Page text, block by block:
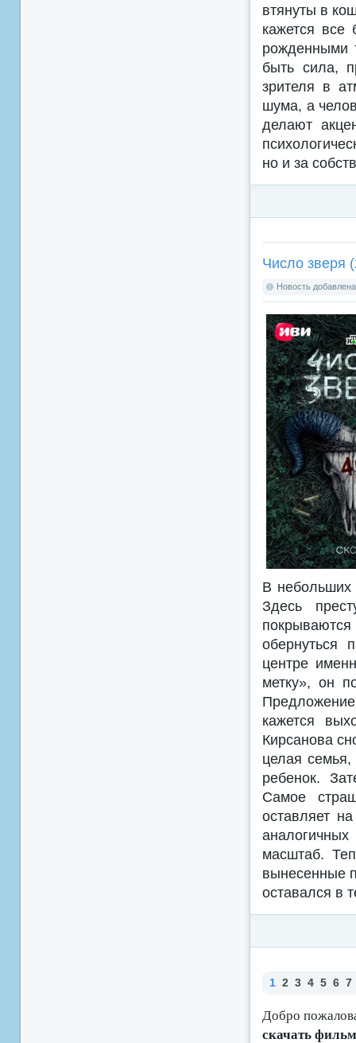
втянуты в
кажется все
рожденными
быть сила,
зрителя в
шума, а
делают
но и за
Число зверя
Новость
В небольших
Здесь
обернуться
центре
метку», он
кажется
Кирсанова
целая семья,
ребенок.
Самое
оставляет
масштаб.
вынесенные
оставался в
1 2 3 4 5 6 7
Добро
скачать